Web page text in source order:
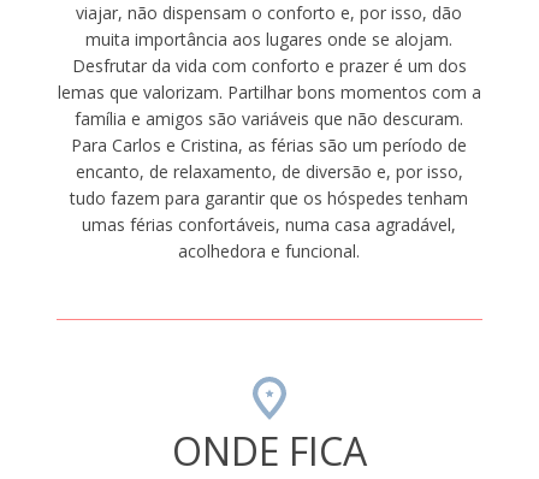
viajar, não dispensam o conforto e, por isso, dão
muita importância aos lugares onde se alojam.
Desfrutar da vida com conforto e prazer é um dos
lemas que valorizam. Partilhar bons momentos com a
família e amigos são variáveis que não descuram.
Para Carlos e Cristina, as férias são um período de
encanto, de relaxamento, de diversão e, por isso,
tudo fazem para garantir que os hóspedes tenham
umas férias confortáveis, numa casa agradável,
acolhedora e funcional.
ONDE FICA